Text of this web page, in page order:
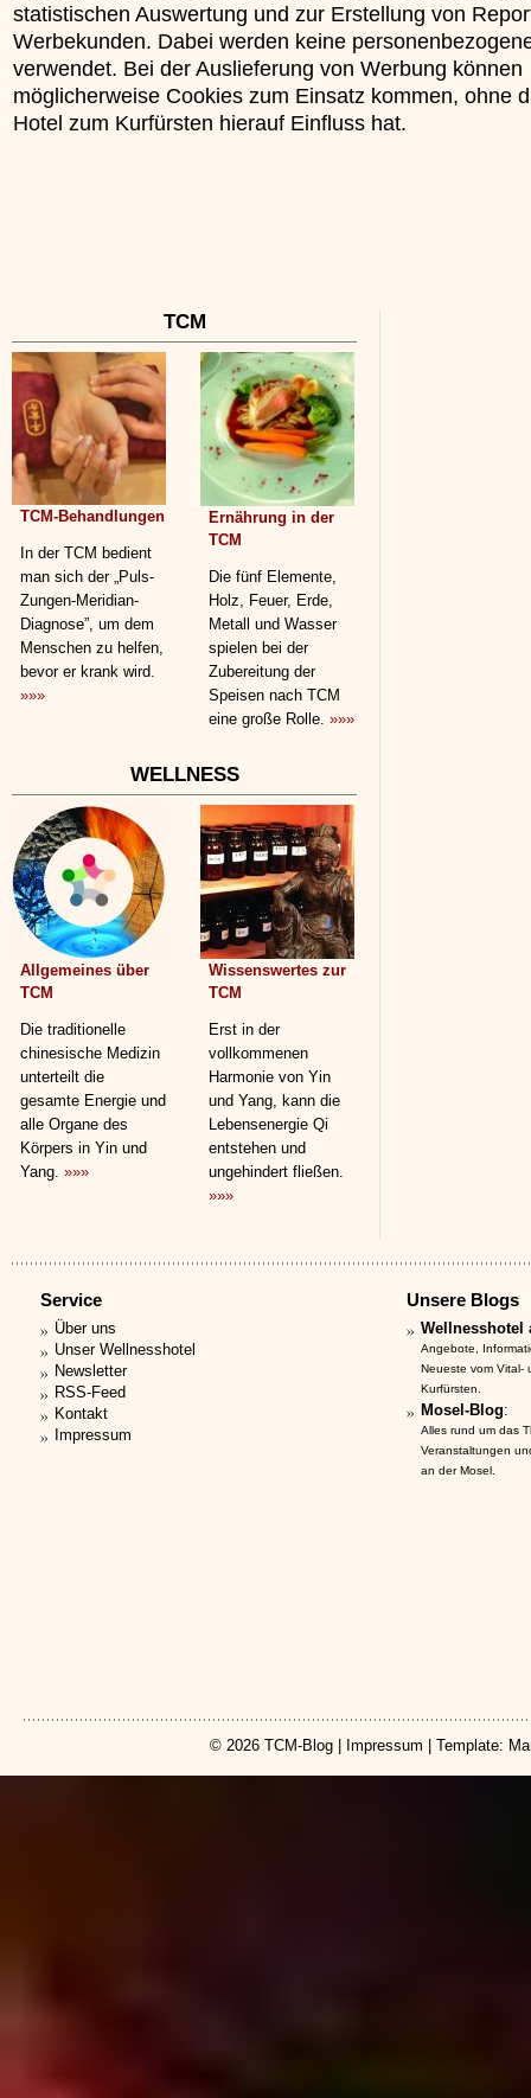
statistischen Auswertung und zur Erstellung von
Werbekunden. Dabei werden keine
verwendet. Bei der Auslieferung von Werbung können
möglicherweise Cookies zum Einsatz kommen, ohne
Hotel zum Kurfürsten hierauf Einfluss hat.
TCM
TCM-Behandlungen
In der TCM bedient
man sich der „Puls-
Zungen-Meridian-
Diagnose”, um dem
Menschen zu helfen,
bevor er krank wird.
»»»
Ernährung in der
TCM
Die fünf Elemente,
Holz, Feuer, Erde,
Metall und Wasser
spielen bei der
Zubereitung der
Speisen nach TCM
eine große Rolle. »»»
WELLNESS
Allgemeines über
TCM
Die traditionelle
chinesische Medizin
unterteilt die
gesamte Energie und
alle Organe des
Körpers in Yin und
Yang. »»»
Wissenswertes zur
TCM
Erst in der
vollkommenen
Harmonie von Yin
und Yang, kann die
Lebensenergie Qi
entstehen und
ungehindert fließen.
»»»
Service
Über uns
Unser Wellnesshotel
Newsletter
RSS-Feed
Kontakt
Impressum
Unsere Blogs
Wellnesshotel
Angebote,
Neueste vom Vital-
Kurfürsten.
Mosel-Blog:
Alles rund um das
Veranstaltungen
an der Mosel.
© 2026 TCM-Blog| Impressum | Template: